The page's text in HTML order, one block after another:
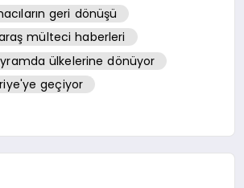
geri dönüşü
mülteci haberleri
ülkelerine dönüyor
geçiyor